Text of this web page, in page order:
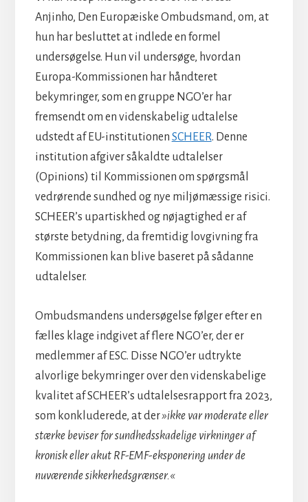
Anjinho, Den Europæiske Ombudsmand, om, at
hun har besluttet at indlede en formel
undersøgelse. Hun vil undersøge, hvordan
Europa-Kommissionen har håndteret
bekymringer, som en gruppe NGO’er har
fremsendt om en videnskabelig udtalelse
udstedt af EU-institutionen SCHEER. Denne
institution afgiver såkaldte udtalelser
(Opinions) til Kommissionen om spørgsmål
vedrørende sundhed og nye miljømæssige risici.
SCHEER’s upartiskhed og nøjagtighed er af
største betydning, da fremtidig lovgivning fra
Kommissionen kan blive baseret på sådanne
udtalelser.
Ombudsmandens undersøgelse følger efter en
fælles klage indgivet af flere NGO’er, der er
medlemmer af ESC. Disse NGO’er udtrykte
alvorlige bekymringer over den videnskabelige
kvalitet af SCHEER’s udtalelsesrapport fra 2023,
som konkluderede, at der»ikke var moderate eller
stærke beviser for sundhedsskadelige virkninger af
kronisk eller akut RF-EMF-eksponering under de
nuværende sikkerhedsgrænser.«